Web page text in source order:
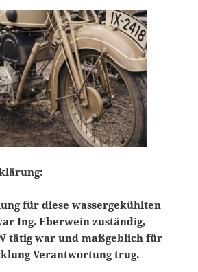
für diese wassergekühlten
Ing. Eberwein zuständig,
tätig war und maßgeblich für
Verantwortung trug.